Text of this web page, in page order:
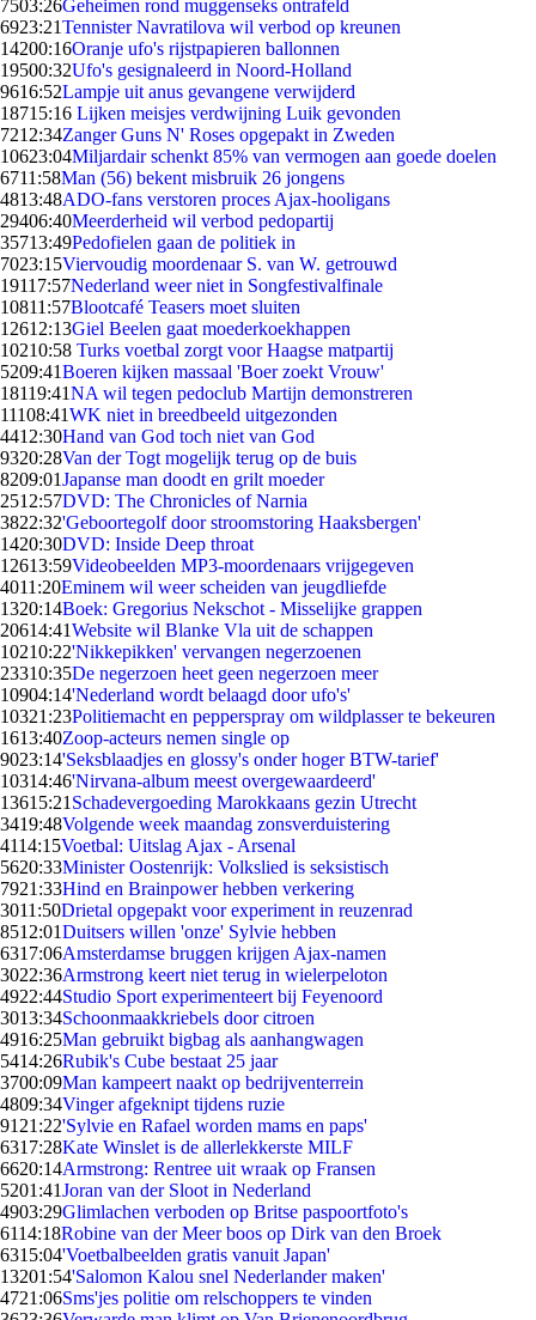
7503:26Geheimen rond muggenseks ontrafeld
6923:21Tennister Navratilova wil verbod op kreunen
14200:16Oranje ufo's rijstpapieren ballonnen
19500:32Ufo's gesignaleerd in Noord-Holland
9616:52Lampje uit anus gevangene verwijderd
18715:16 Lijken meisjes verdwijning Luik gevonden
7212:34Zanger Guns N' Roses opgepakt in Zweden
10623:04Miljardair schenkt 85% van vermogen aan goede doelen
6711:58Man (56) bekent misbruik 26 jongens
4813:48ADO-fans verstoren proces Ajax-hooligans
29406:40Meerderheid wil verbod pedopartij
35713:49Pedofielen gaan de politiek in
7023:15Viervoudig moordenaar S. van W. getrouwd
19117:57Nederland weer niet in Songfestivalfinale
10811:57Blootcafé Teasers moet sluiten
12612:13Giel Beelen gaat moederkoekhappen
10210:58 Turks voetbal zorgt voor Haagse matpartij
5209:41Boeren kijken massaal 'Boer zoekt Vrouw'
18119:41NA wil tegen pedoclub Martijn demonstreren
11108:41WK niet in breedbeeld uitgezonden
4412:30Hand van God toch niet van God
9320:28Van der Togt mogelijk terug op de buis
8209:01Japanse man doodt en grilt moeder
2512:57DVD: The Chronicles of Narnia
3822:32'Geboortegolf door stroomstoring Haaksbergen'
1420:30DVD: Inside Deep throat
12613:59Videobeelden MP3-moordenaars vrijgegeven
4011:20Eminem wil weer scheiden van jeugdliefde
1320:14Boek: Gregorius Nekschot - Misselijke grappen
20614:41Website wil Blanke Vla uit de schappen
10210:22'Nikkepikken' vervangen negerzoenen
23310:35De negerzoen heet geen negerzoen meer
10904:14'Nederland wordt belaagd door ufo's'
10321:23Politiemacht en pepperspray om wildplasser te bekeuren
1613:40Zoop-acteurs nemen single op
9023:14'Seksblaadjes en glossy's onder hoger BTW-tarief'
10314:46'Nirvana-album meest overgewaardeerd'
13615:21 Schadevergoeding Marokkaans gezin Utrecht
3419:48Volgende week maandag zonsverduistering
4114:15Voetbal: Uitslag Ajax - Arsenal
5620:33Minister Oostenrijk: Volkslied is seksistisch
7921:33Hind en Brainpower hebben verkering
3011:50Drietal opgepakt voor experiment in reuzenrad
8512:01Duitsers willen 'onze' Sylvie hebben
6317:06Amsterdamse bruggen krijgen Ajax-namen
3022:36Armstrong keert niet terug in wielerpeloton
4922:44Studio Sport experimenteert bij Feyenoord
3013:34Schoonmaakkriebels door citroen
4916:25Man gebruikt bigbag als aanhangwagen
5414:26Rubik's Cube bestaat 25 jaar
3700:09Man kampeert naakt op bedrijventerrein
4809:34Vinger afgeknipt tijdens ruzie
91 21:22'Sylvie en Rafael worden mams en paps'
6317:28Kate Winslet is de allerlekkerste MILF
6620:14Armstrong: Rentree uit wraak op Fransen
5201:41Joran van der Sloot in Nederland
4903:29Glimlachen verboden op Britse paspoortfoto's
6114:18Robine van der Meer boos op Dirk van den Broek
6315:04'Voetbalbeelden gratis vanuit Japan'
13201:54'Salomon Kalou snel Nederlander maken'
4721:06Sms'jes politie om relschoppers te vinden